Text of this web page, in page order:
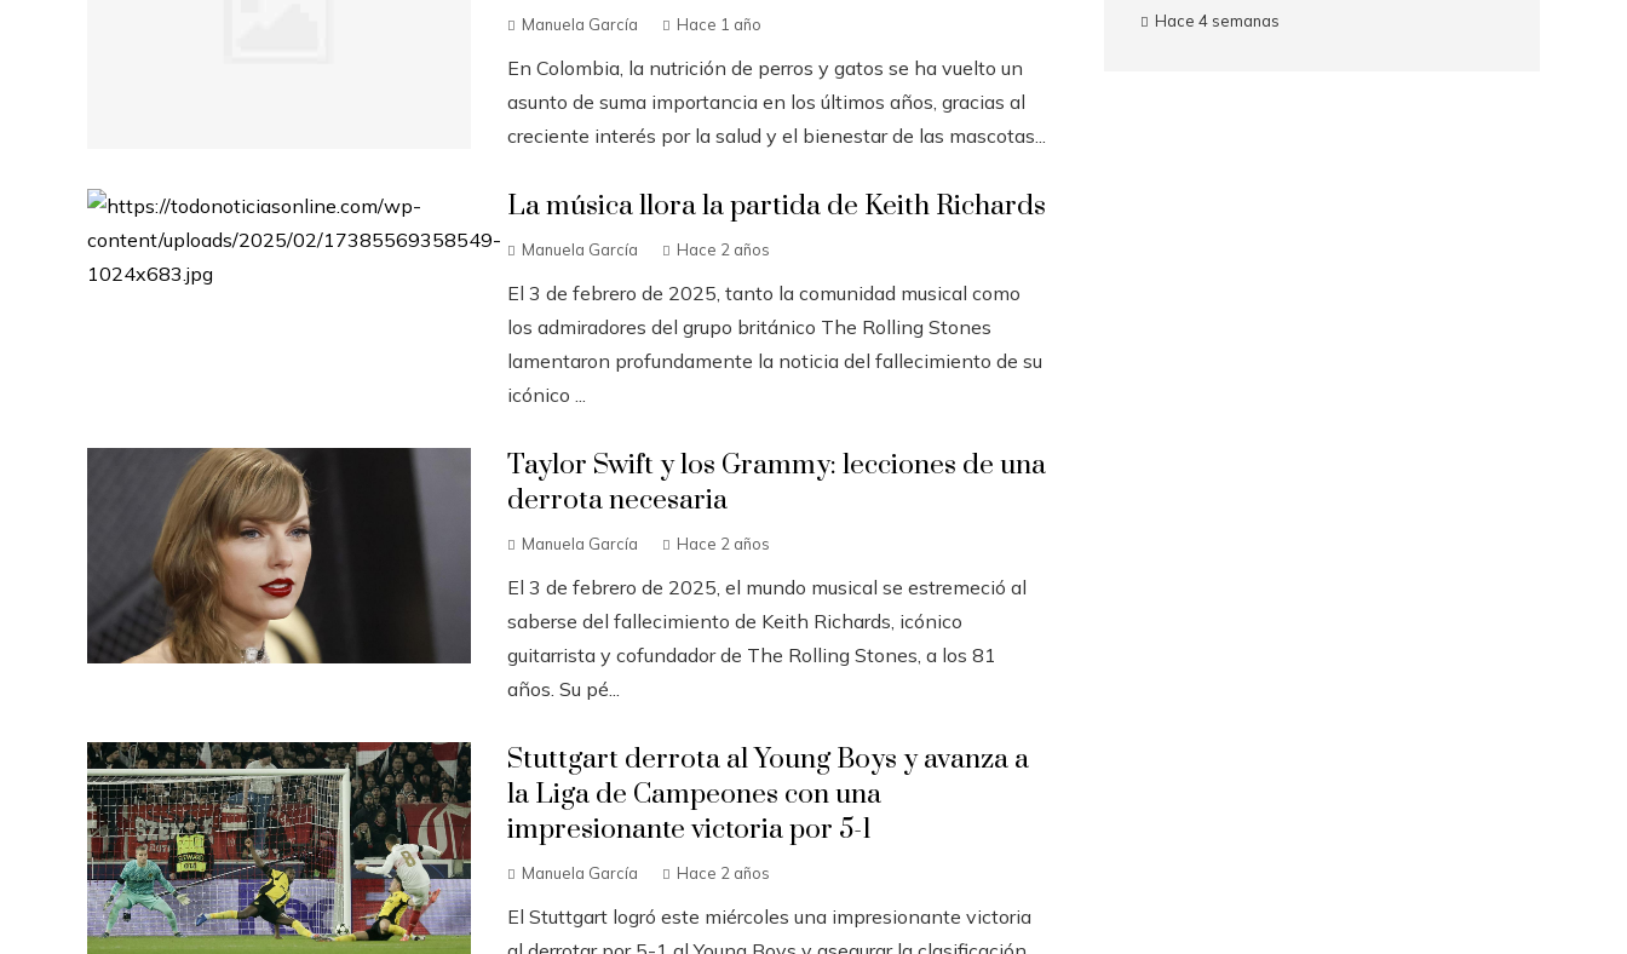
Manuela García Hace 1 año
En Colombia, la nutrición de perros y gatos se ha vuelto un
asunto de suma importancia en los últimos años, gracias al
creciente interés por la salud y el bienestar de las mascotas...
La música llora la partida de Keith Richards
Manuela García Hace 2 años
El 3 de febrero de 2025, tanto la comunidad musical como
los admiradores del grupo británico The Rolling Stones
lamentaron profundamente la noticia del fallecimiento de su
icónico ...
Taylor Swift y los Grammy: lecciones de una
derrota necesaria
Manuela García Hace 2 años
El 3 de febrero de 2025, el mundo musical se estremeció al
saberse del fallecimiento de Keith Richards, icónico
guitarrista y cofundador de The Rolling Stones, a los 81
años. Su pé...
Stuttgart derrota al Young Boys y avanza a
la Liga de Campeones con una
impresionante victoria por 5-1
Manuela García Hace 2 años
El Stuttgart logró este miércoles una impresionante victoria
Hace 4 semanas